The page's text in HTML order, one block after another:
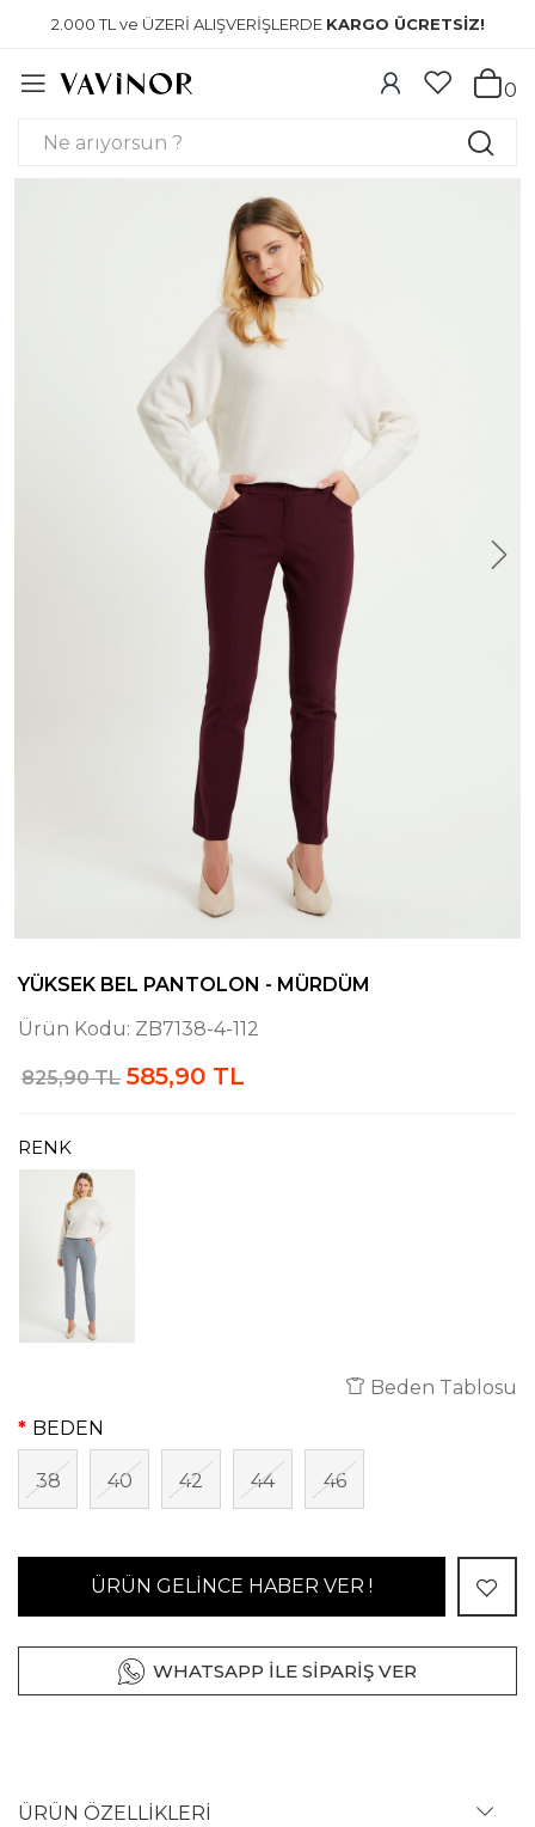
2.000 TL ve ÜZERİ ALIŞVERİŞLERDE KARGO ÜCRETSİZ!
0
YÜKSEK BEL PANTOLON - MÜRDÜM
Ürün Kodu: ZB7138-4-112
825,90 TL 585,90 TL
RENK
Beden Tablosu
BEDEN
38 40 42 44 46
ÜRÜN GELİNCE HABER VER !
WHATSAPP İLE SİPARİŞ VER
ÜRÜN ÖZELLİKLERİ